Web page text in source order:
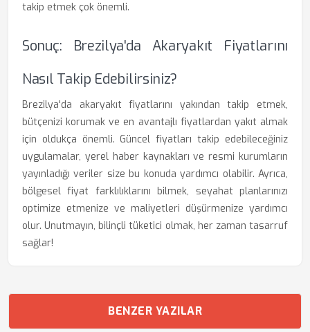
takip etmek çok önemli.
Sonuç: Brezilya'da Akaryakıt Fiyatlarını
Nasıl Takip Edebilirsiniz?
Brezilya'da akaryakıt fiyatlarını yakından takip etmek,
bütçenizi korumak ve en avantajlı fiyatlardan yakıt almak
için oldukça önemli. Güncel fiyatları takip edebileceğiniz
uygulamalar, yerel haber kaynakları ve resmi kurumların
yayınladığı veriler size bu konuda yardımcı olabilir. Ayrıca,
bölgesel fiyat farklılıklarını bilmek, seyahat planlarınızı
optimize etmenize ve maliyetleri düşürmenize yardımcı
olur. Unutmayın, bilinçli tüketici olmak, her zaman tasarruf
sağlar!
BENZER YAZILAR